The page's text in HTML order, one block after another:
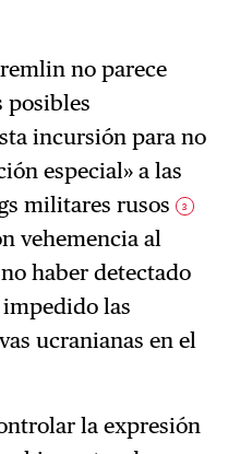
no parece
posibles
incursión para no
especial» a las
militares rusos
3
vehemencia al
haber detectado
las
ucranianas en el
la expresión